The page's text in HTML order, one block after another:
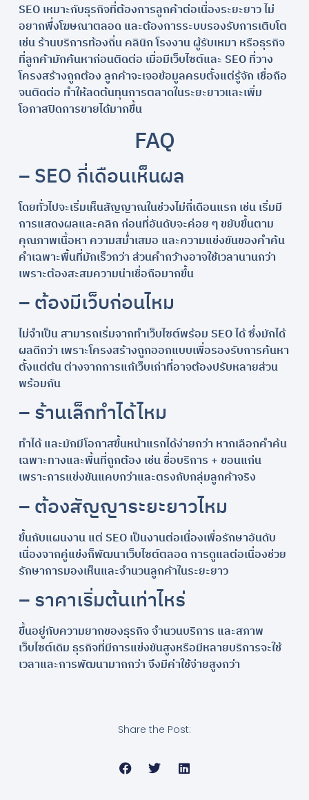
SEO เหมาะกับธุรกิจที่ต้องการลูกค้าต่อเนื่องระยะยาว ไม่
อยากพึ่งโฆษณาตลอด และต้องการระบบรองรับการเติบโต
เช่น ร้านบริการท้องถิ่น คลินิก โรงงาน ผู้รับเหมา หรือธุรกิจ
ที่ลูกค้ามักค้นหาก่อนติดต่อ เมื่อมีเว็บไซต์และ SEO ที่วาง
โครงสร้างถูกต้อง ลูกค้าจะเจอข้อมูลครบตั้งแต่รู้จัก เชื่อถือ
จนติดต่อ ทำให้ลดต้นทุนการตลาดในระยะยาวและเพิ่ม
โอกาสปิดการขายได้มากขึ้น
FAQ
– SEO กี่เดือนเห็นผล
โดยทั่วไปจะเริ่มเห็นสัญญาณในช่วงไม่กี่เดือนแรก เช่น เริ่มมี
การแสดงผลและคลิก ก่อนที่อันดับจะค่อย ๆ ขยับขึ้นตาม
คุณภาพเนื้อหา ความสม่ำเสมอ และความแข่งขันของคำค้น
คำเฉพาะพื้นที่มักเร็วกว่า ส่วนคำกว้างอาจใช้เวลานานกว่า
เพราะต้องสะสมความน่าเชื่อถือมากขึ้น
– ต้องมีเว็บก่อนไหม
ไม่จำเป็น สามารถเริ่มจากทำเว็บไซต์พร้อม SEO ได้ ซึ่งมักได้
ผลดีกว่า เพราะโครงสร้างถูกออกแบบเพื่อรองรับการค้นหา
ตั้งแต่ต้น ต่างจากการแก้เว็บเก่าที่อาจต้องปรับหลายส่วน
พร้อมกัน
– ร้านเล็กทำได้ไหม
ทำได้ และมักมีโอกาสขึ้นหน้าแรกได้ง่ายกว่า หากเลือกคำค้น
เฉพาะทางและพื้นที่ถูกต้อง เช่น ชื่อบริการ + ขอนแก่น
เพราะการแข่งขันแคบกว่าและตรงกับกลุ่มลูกค้าจริง
– ต้องสัญญาระยะยาวไหม
ขึ้นกับแผนงาน แต่ SEO เป็นงานต่อเนื่องเพื่อรักษาอันดับ
เนื่องจากคู่แข่งก็พัฒนาเว็บไซต์ตลอด การดูแลต่อเนื่องช่วย
รักษาการมองเห็นและจำนวนลูกค้าในระยะยาว
– ราคาเริ่มต้นเท่าไหร่
ขึ้นอยู่กับความยากของธุรกิจ จำนวนบริการ และสภาพ
เว็บไซต์เดิม ธุรกิจที่มีการแข่งขันสูงหรือมีหลายบริการจะใช้
เวลาและการพัฒนามากกว่า จึงมีค่าใช้จ่ายสูงกว่า
Share the Post: